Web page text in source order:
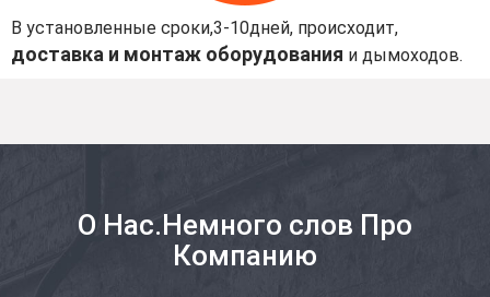
В установленные сроки,3-10дней, происходит,
доставка и монтаж оборудования и дымоходов.
О Нас.Немного слов Про
Компанию